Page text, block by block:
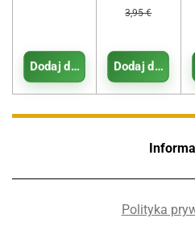
Dodaj do koszyka
3,95 €
Dodaj do
Polityka